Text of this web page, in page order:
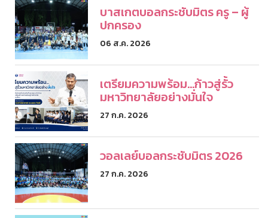
บาสเกตบอลกระชับมิตร ครู – ผู้
ปกครอง
06 ส.ค. 2026
เตรียมความพร้อม...ก้าวสู่รั้ว
มหาวิทยาลัยอย่างมั่นใจ
27 ก.ค. 2026
วอลเลย์บอลกระชับมิตร 2026
27 ก.ค. 2026